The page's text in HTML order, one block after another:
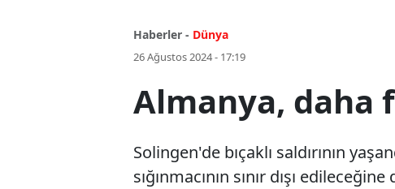
Haberler - Dünya
26 Ağustos 2024 - 17:19
Almanya, daha
Solingen'de bıçaklı saldırının
sığınmacının sınır dışı